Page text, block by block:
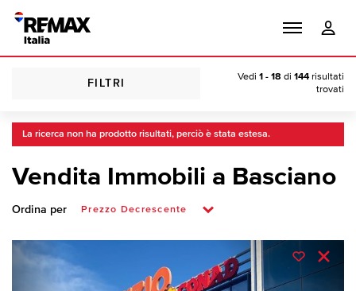
FILTRI
Vedi 1 - 18 di 144risultati
trovati
La ricerca non ha prodotto risultati, perciò è stata estesa.
Vendita Immobili a Basciano
Ordina per